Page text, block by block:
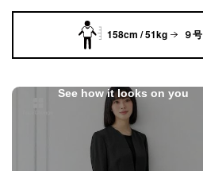
158cm / 51kg ９号
See how it looks on you